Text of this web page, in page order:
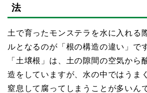
法
土で育ったモンステラを水に入れる
ルとなるのが「根の構造の違い」で
「土壌根」は、土の隙間の空気から
造をしていますが、水の中ではうま
窒息して腐ってしまうことが多いん